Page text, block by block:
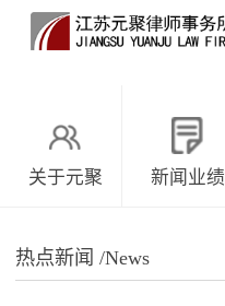
关于元聚 新闻业绩
热点新闻 /News